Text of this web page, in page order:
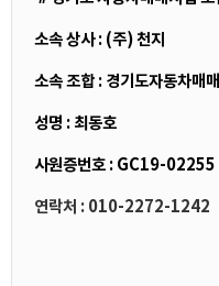
소속 상사 : (주) 천지
소속 조합 : 경기도자동차매
성명 : 최동호
사원증번호 : GC19-02255
연락처 : 010-2272-1242